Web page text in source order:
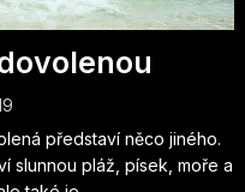
představí něco jiného.
slunnou pláž, písek, moře a